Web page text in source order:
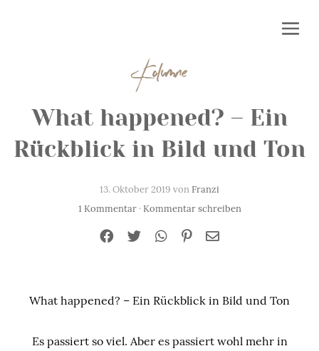
Kolumne
What happened? – Ein
Rückblick in Bild und Ton
13. Oktober 2019 vonFranzi
1 Kommentar· Kommentar schreiben
What happened? – Ein Rückblick in Bild und Ton
Es passiert so viel. Aber es passiert wohl mehr in